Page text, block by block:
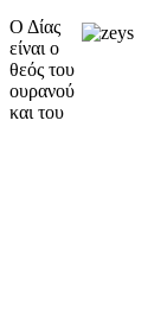
Ο Δίας
είναι ο
θεός του
ουρανού
και του